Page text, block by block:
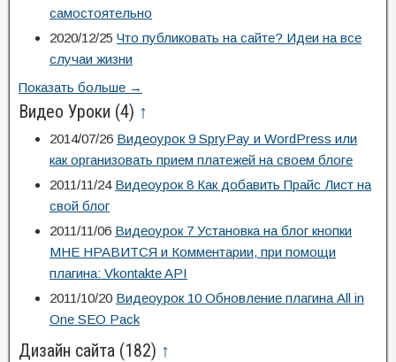
самостоятельно
2020/12/25 Что публиковать на сайте? Идеи на все
случаи жизни
Показать больше →
Видео Уроки (4) ↑
2014/07/26 Видеоурок 9 SpryPay и WordPress или
как организовать прием платежей на своем блоге
2011/11/24 Видеоурок 8 Как добавить Прайс Лист на
свой блог
2011/11/06 Видеоурок 7 Установка на блог кнопки
МНЕ НРАВИТСЯ и Комментарии, при помощи
плагина: Vkontakte API
2011/10/20 Видеоурок 10 Обновление плагина All in
One SEO Pack
Дизайн сайта (182) ↑